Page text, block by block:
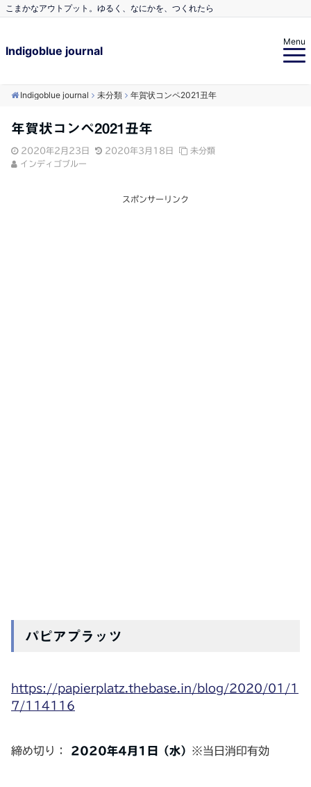
こまかなアウトプット。ゆるく、なにかを、つくれたら
Indigoblue journal
Menu
Indigoblue journal 未分類 年賀状コンペ2021丑年
年賀状コンペ2021丑年
2020年2月23日 2020年3月18日
未分類
インディゴブルー
スポンサーリンク
パピアプラッツ
https://papierplatz.thebase.in/blog/2020/01/1
7/114116
締め切り： 2020年4月1日（水） ※当日消印有効